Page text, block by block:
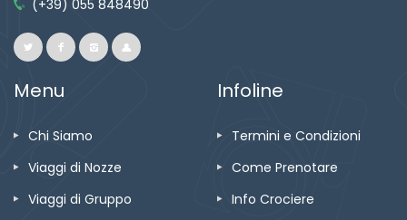
(+39) 055 848490
Menu
Chi Siamo
Viaggi di Nozze
Viaggi di Gruppo
Infoline
Termini e Condizioni
Come Prenotare
Info Crociere